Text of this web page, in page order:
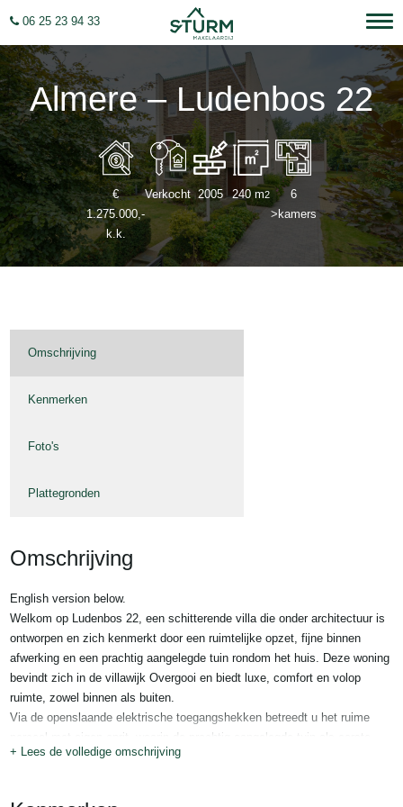
06 25 23 94 33
Almere – Ludenbos 22
€
1.275.000,-
k.k.
Verkocht 2005 240 m2
6
>kamers
Omschrijving
Kenmerken
Foto's
Plattegronden
Omschrijving
English version below.
Welkom op Ludenbos 22, een schitterende villa die onder architectuur is
ontworpen en zich kenmerkt door een ruimtelijke opzet, fijne binnen
afwerking en een prachtig aangelegde tuin rondom het huis. Deze woning
bevindt zich in de villawijk Overgooi en biedt luxe, comfort en volop
ruimte, zowel binnen als buiten.
Via de openslaande elektrische toegangshekken betreedt u het ruime
perceel met eigen oprit, waarin de prachtig aangelegde tuin als eerste
opvalt. Door de Siematic keuken met Gaggenau apparatuur, tuingerichte
+ Lees de volledige omschrijving